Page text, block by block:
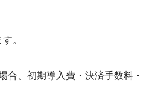
。
合、初期導入費・決済手数料・